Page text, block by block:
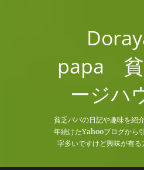
papa 貧
ージハ
貧乏パパの日記や趣味を紹
年続けたYahooブログから
字多いですけど興味が有る